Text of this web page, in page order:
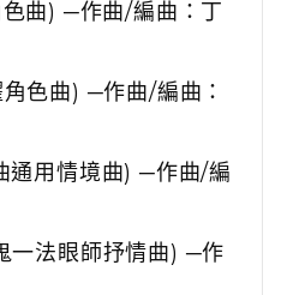
曲) ─作曲/編曲：丁
色曲) ─作曲/編曲：
通用情境曲)─作曲/編
一法眼師抒情曲) ─作